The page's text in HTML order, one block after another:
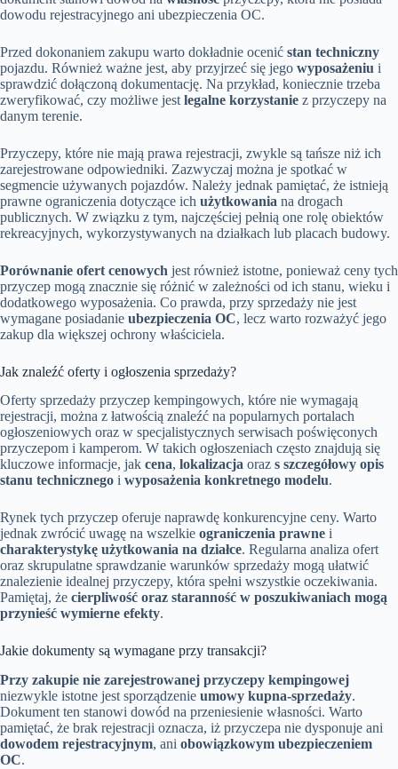
dowodu rejestracyjnego ani ubezpieczenia OC.
Przed dokonaniem zakupu warto dokładnie ocenić stan techniczny
pojazdu. Również ważne jest, aby przyjrzeć się jego wyposażeniu i
sprawdzić dołączoną dokumentację. Na przykład, koniecznie trzeba
zweryfikować, czy możliwe jest legalne korzystanie z przyczepy na
danym terenie.
Przyczepy, które nie mają prawa rejestracji, zwykle są tańsze niż ich
zarejestrowane odpowiedniki. Zazwyczaj można je spotkać w
segmencie używanych pojazdów. Należy jednak pamiętać, że istnieją
prawne ograniczenia dotyczące ich użytkowania na drogach
publicznych. W związku z tym, najczęściej pełnią one rolę obiektów
rekreacyjnych, wykorzystywanych na działkach lub placach budowy.
Porównanie ofert cenowych jest również istotne, ponieważ ceny tych
przyczep mogą znacznie się różnić w zależności od ich stanu, wieku i
dodatkowego wyposażenia. Co prawda, przy sprzedaży nie jest
wymagane posiadanie ubezpieczenia OC, lecz warto rozważyć jego
zakup dla większej ochrony właściciela.
Jak znaleźć oferty i ogłoszenia sprzedaży?
Oferty sprzedaży przyczep kempingowych, które nie wymagają
rejestracji, można z łatwością znaleźć na popularnych portalach
ogłoszeniowych oraz w specjalistycznych serwisach poświęconych
przyczepom i kamperom. W takich ogłoszeniach często znajdują się
kluczowe informacje, jak cena, lokalizacja oraz s szczegółowy opis
stanu technicznego i wyposażenia konkretnego modelu.
Rynek tych przyczep oferuje naprawdę konkurencyjne ceny. Warto
jednak zwrócić uwagę na wszelkie ograniczenia prawne i
charakterystykę użytkowania na działce. Regularna analiza ofert
oraz skrupulatne sprawdzanie warunków sprzedaży mogą ułatwić
znalezienie idealnej przyczepy, która spełni wszystkie oczekiwania.
Pamiętaj, że cierpliwość oraz staranność w poszukiwaniach mogą
przynieść wymierne efekty.
Jakie dokumenty są wymagane przy transakcji?
Przy zakupie nie zarejestrowanej przyczepy kempingowej
niezwykle istotne jest sporządzenie umowy kupna-sprzedaży.
Dokument ten stanowi dowód na przeniesienie własności. Warto
pamiętać, że brak rejestracji oznacza, iż przyczepa nie dysponuje ani
dowodem rejestracyjnym, ani obowiązkowym ubezpieczeniem
OC.